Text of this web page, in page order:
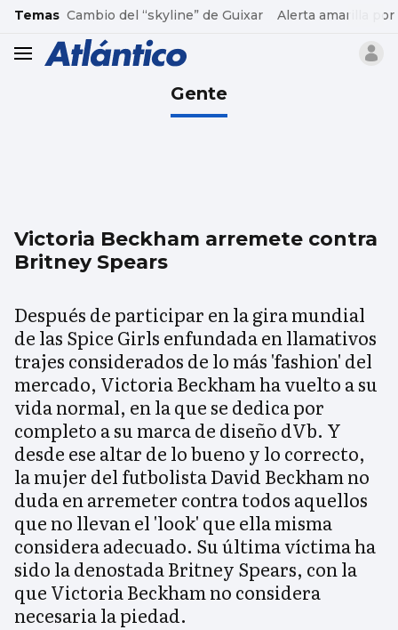
common.go-to-content
Temas Cambio del “skyline” de Guixar Alerta amarilla por
header.menu.open
Gente
Victoria Beckham arremete contra
Britney Spears
Después de participar en la gira mundial
de las Spice Girls enfundada en llamativos
trajes considerados de lo más 'fashion' del
mercado, Victoria Beckham ha vuelto a su
vida normal, en la que se dedica por
completo a su marca de diseño dVb. Y
desde ese altar de lo bueno y lo correcto,
la mujer del futbolista David Beckham no
duda en arremeter contra todos aquellos
que no llevan el 'look' que ella misma
considera adecuado. Su última víctima ha
sido la denostada Britney Spears, con la
que Victoria Beckham no considera
necesaria la piedad.